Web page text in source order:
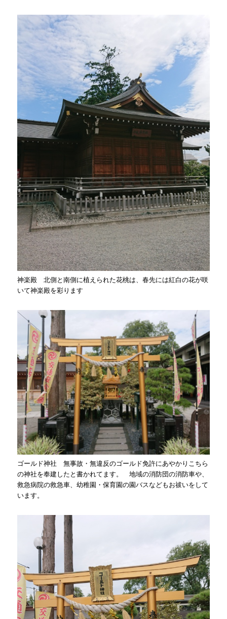
神楽殿 北側と南側に植えられた花桃は、春先には紅白の花が咲
いて神楽殿を彩ります
ゴールド神社 無事故・無違反のゴールド免許にあやかりこちら
の神社を奉建したと書かれてます。 地域の消防団の消防車や、
救急病院の救急車、幼稚園・保育園の園バスなどもお祓いをして
います。